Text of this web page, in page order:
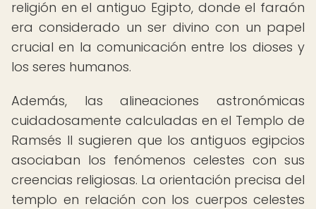
religión en el antiguo Egipto, donde el faraón
era considerado un ser divino con un papel
crucial en la comunicación entre los dioses y
los seres humanos.
Además, las alineaciones astronómicas
cuidadosamente calculadas en el Templo de
Ramsés II sugieren que los antiguos egipcios
asociaban los fenómenos celestes con sus
creencias religiosas. La orientación precisa del
templo en relación con los cuerpos celestes